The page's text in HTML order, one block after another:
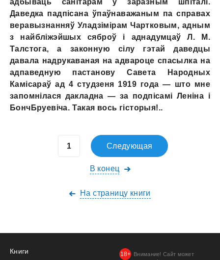
адбываць санітарам у заразным шпіталі.
Даведка падпісана ўпаўнаважаным па справах
веравызнанняў Уладзімірам Чартковым, адным
з найбліжэйшых сяброў i аднадумцаў Л. М.
Талстога, а законную сілу гэтай даведцы
давала надрукаваная на адвароце спасылка на
адпаведную пастанову Савета Народных
Камісараў ад 4 студзеня 1919 года — што мне
запомнілася дакладна — за подпісамі Леніна i
БончБруевіча. Такая вось гісторыя!..
Следующая
В конец
На страницу книги
Книги
Внимание! Сайт может